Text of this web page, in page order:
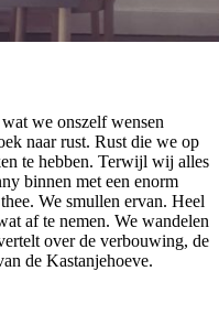
we onszelf wensen
naar rust. Rust die we op
te hebben. Terwijl wij alles
binnen met een enorm
We smullen ervan. Heel
af te nemen. We wandelen
over de verbouwing, de
de Kastanjehoeve.